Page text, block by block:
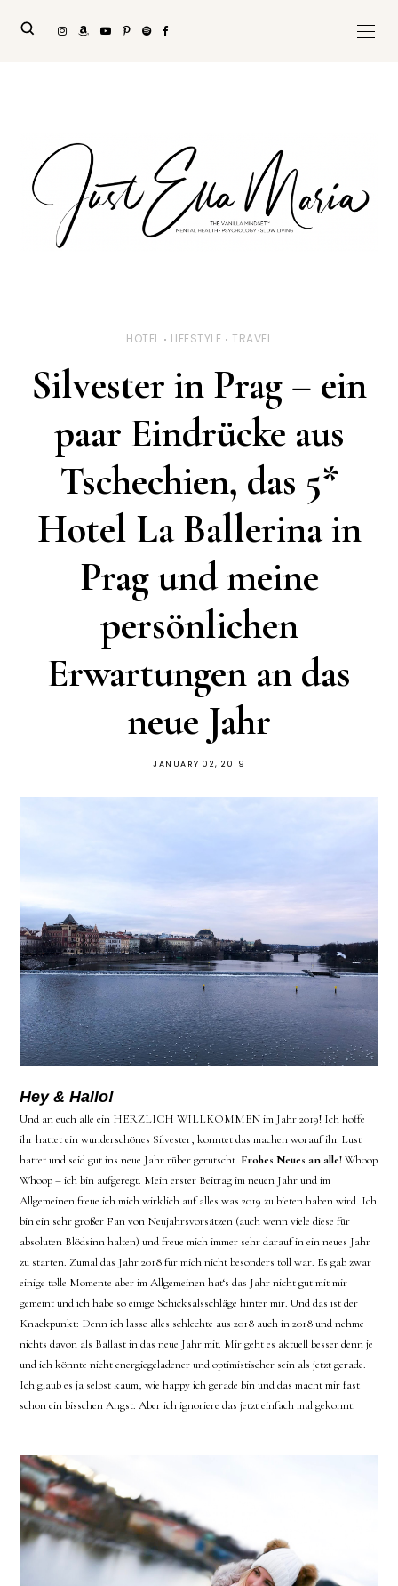
HOTEL LIFESTYLE TRAVEL
Silvester in Prag – ein
paar Eindrücke aus
Tschechien, das 5*
Hotel La Ballerina in
Prag und meine
persönlichen
Erwartungen an das
neue Jahr
JANUARY 02, 2019
Hey & Hallo!
Und an euch alle ein HERZLICH WILLKOMMEN im Jahr 2019! Ich hoffe
ihr hattet ein wunderschönes Silvester, konntet das machen worauf ihr Lust
hattet und seid gut ins neue Jahr rüber gerutscht. Frohes Neues an alle!Whoop
Whoop – ich bin aufgeregt. Mein erster Beitrag im neuen Jahr und im
Allgemeinen freue ich mich wirklich auf alles was 2019 zu bieten haben wird. Ich
bin ein sehr großer Fan von Neujahrsvorsätzen (auch wenn viele diese für
absoluten Blödsinn halten) und freue mich immer sehr darauf in ein neues Jahr
zu starten. Zumal das Jahr 2018 für mich nicht besonders toll war. Es gab zwar
einige tolle Momente aber im Allgemeinen hat‘s das Jahr nicht gut mit mir
gemeint und ich habe so einige Schicksalsschläge hinter mir. Und das ist der
Knackpunkt: Denn ich lasse alles schlechte aus 2018 auch in 2018 und nehme
nichts davon als Ballast in das neue Jahr mit. Mir geht es aktuell besser denn je
und ich könnte nicht energiegeladener und optimistischer sein als jetzt gerade.
Ich glaub es ja selbst kaum, wie happy ich gerade bin und das macht mir fast
schon ein bisschen Angst. Aber ich ignoriere das jetzt einfach mal gekonnt.